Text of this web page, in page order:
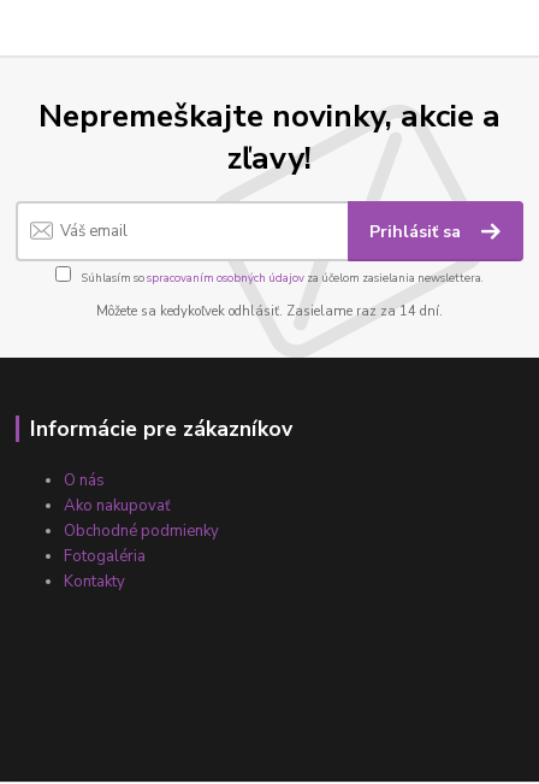
Nepremeškajte novinky, akcie a
zľavy!
Prihlásiť sa
Súhlasím sospracovaním osobných údajov za účelom zasielania newslettera.
Môžete sa kedykoľvek odhlásiť. Zasielame raz za 14 dní.
Informácie pre zákazníkov
O nás
Ako nakupovať
Obchodné podmienky
Fotogaléria
Kontakty